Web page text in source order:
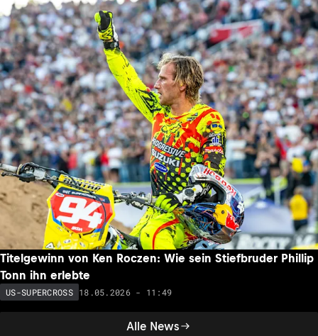
Alle News
Titelgewinn von Ken Roczen: Wie sein Stiefbruder Phillip
Tonn ihn erlebte
US-SUPERCROSS 18.05.2026 - 11:49